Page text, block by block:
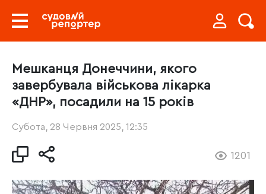
Мешканця Донеччини, якого
завербувала військова лікарка
«ДНР», посадили на 15 років
Субота, 28 Червня 2025, 12:35
1201